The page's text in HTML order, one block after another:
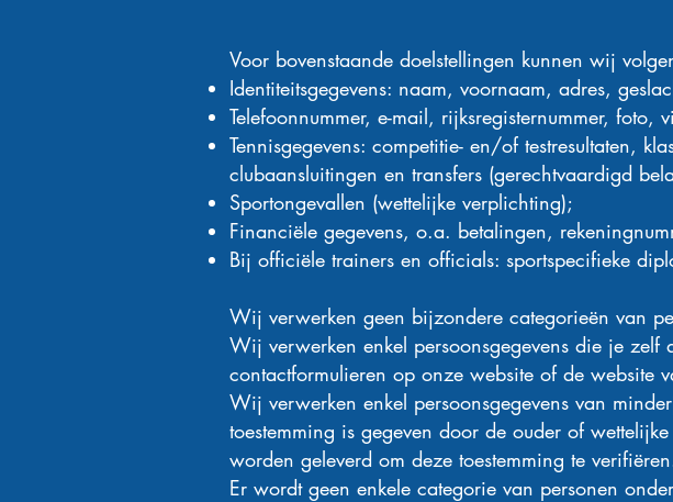
Voor bovenstaande doelstellingen kunnen wij
Identiteitsgegevens: naam, voornaam, adres,
Telefoonnummer, e-mail, rijksregisternummer, foto,
Tennisgegevens: competitie- en/of testresultaten,
clubaansluitingen en transfers (gerechtvaardigd
Sportongevallen (wettelijke verplichting);
Financiële gegevens, o.a. betalingen,
Bij officiële trainers en officials: sportspecifieke
Wij verwerken geen bijzondere categorieën van
Wij verwerken enkel persoonsgegevens die je
contactformulieren op onze website of de
Wij verwerken enkel persoonsgegevens van
toestemming is gegeven door de ouder of
worden geleverd om deze toestemming te
Er wordt geen enkele categorie van personen